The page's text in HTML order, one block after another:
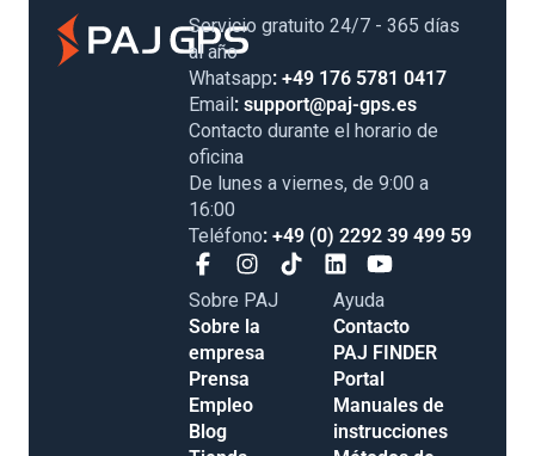
Servicio gratuito 24/7 - 365 días
al año
Whatsapp: +49 176 5781 0417
Email : support@paj-gps.es
Contacto durante el horario de
oficina
De lunes a viernes, de 9:00 a
16:00
Teléfono: +49 (0) 2292 39 499 59
Sobre PAJ
Sobre la
empresa
Prensa
Empleo
Blog
Ayuda
Contacto
PAJ FINDER
Portal
Manuales de
instrucciones